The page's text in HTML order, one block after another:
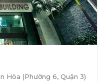
Hòa (Phường 6, Quận 3)